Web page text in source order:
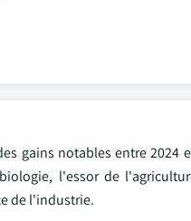
gains notables entre
l'essor de
de l'industrie.